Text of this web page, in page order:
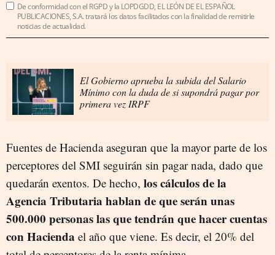
De conformidad con el RGPD y la LOPDGDD, EL LEÓN DE EL ESPAÑOL
PUBLICACIONES, S.A. tratará los datos facilitados con la finalidad de remitirle
noticias de actualidad.
El Gobierno aprueba la subida del Salario
Mínimo con la duda de si supondrá pagar por
primera vez IRPF
Fuentes de Hacienda aseguran que la mayor parte de los
perceptores del SMI seguirán sin pagar nada, dado que
quedarán exentos. De hecho, los cálculos de la
Agencia Tributaria hablan de que serán unas
500.000 personas las que tendrán que hacer cuentas
con Hacienda el año que viene. Es decir, el 20% del